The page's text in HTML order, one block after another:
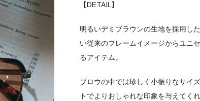
【DETAIL】
明るいデミブラウンの生地を採用し
い従来のフレームイメージからユニ
るアイテム。
ブロウの中では珍しく小振りなサイ
トでよりおしゃれな印象を与えてくれ